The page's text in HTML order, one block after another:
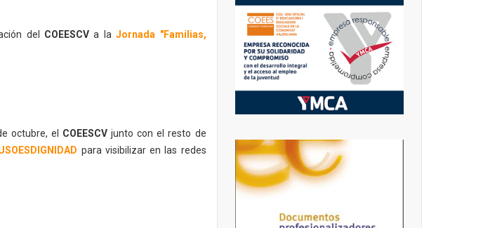
del COEESCV a laJornada "Familias,
octubre, el COEESCV junto con el resto de
para visibilizar en las redes